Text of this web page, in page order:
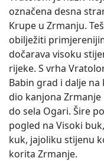
označena desna
Krupe u Zrmanju.
obilježiti
dočarava visoku
rijeke. S vrha
Babin grad i dalje
dio kanjona
do sela Ogari. Šire
pogled na Visoki
kuk, jajoliku stijenu
korita Zrmanje.